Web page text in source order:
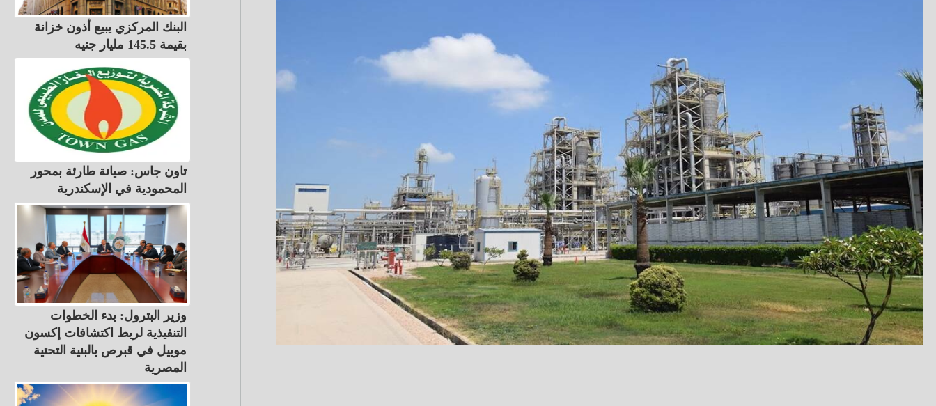
البنك المركزي يبيع أذون خزانة
بقيمة 145.5 مليار جنيه
تاون جاس: صيانة طارئة بمحور
المحمودية في الإسكندرية
وزير البترول: بدء الخطوات
التنفيذية لربط اكتشافات إكسون
موبيل في قبرص بالبنية التحتية
المصرية